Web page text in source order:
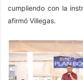
cumpliendo con la
afirmó Villegas.